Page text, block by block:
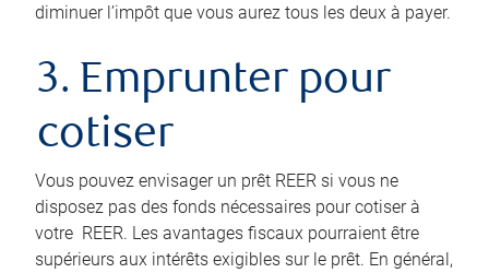
diminuer l’impôt que vous aurez tous les deux à payer.
3. Emprunter pour
cotiser
Vous pouvez envisager un prêt REER si vous ne
disposez pas des fonds nécessaires pour cotiser à
votre REER. Les avantages fiscaux pourraient être
supérieurs aux intérêts exigibles sur le prêt. En général,